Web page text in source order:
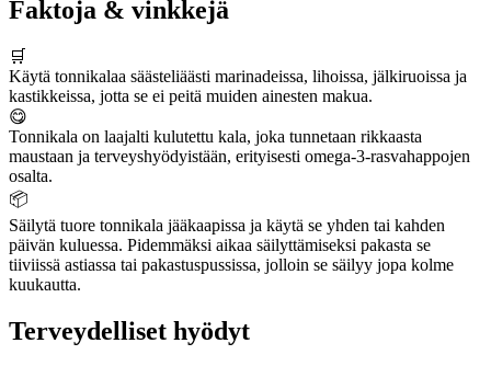
Faktoja & vinkkejä
🛒
Käytä tonnikalaa säästeliäästi marinadeissa, lihoissa, jälkiruoissa ja
kastikkeissa, jotta se ei peitä muiden ainesten makua.
😋
Tonnikala on laajalti kulutettu kala, joka tunnetaan rikkaasta
maustaan ja terveyshyödyistään, erityisesti omega-3-rasvahappojen
osalta.
📦
Säilytä tuore tonnikala jääkaapissa ja käytä se yhden tai kahden
päivän kuluessa. Pidemmäksi aikaa säilyttämiseksi pakasta se
tiiviissä astiassa tai pakastuspussissa, jolloin se säilyy jopa kolme
kuukautta.
Terveydelliset hyödyt